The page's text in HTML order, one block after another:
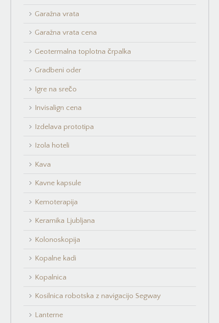
Garažna vrata
Garažna vrata cena
Geotermalna toplotna črpalka
Gradbeni oder
Igre na srečo
Invisalign cena
Izdelava prototipa
Izola hoteli
Kava
Kavne kapsule
Kemoterapija
Keramika Ljubljana
Kolonoskopija
Kopalne kadi
Kopalnica
Kosilnica robotska z navigacijo Segway
Lanterne